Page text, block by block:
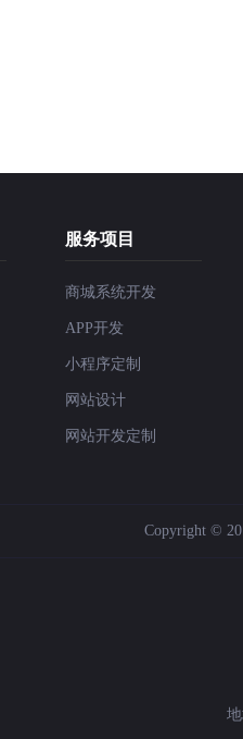
服务项目
商城系统开发
APP开发
小程序定制
网站设计
网站开发定制
Copyright ©